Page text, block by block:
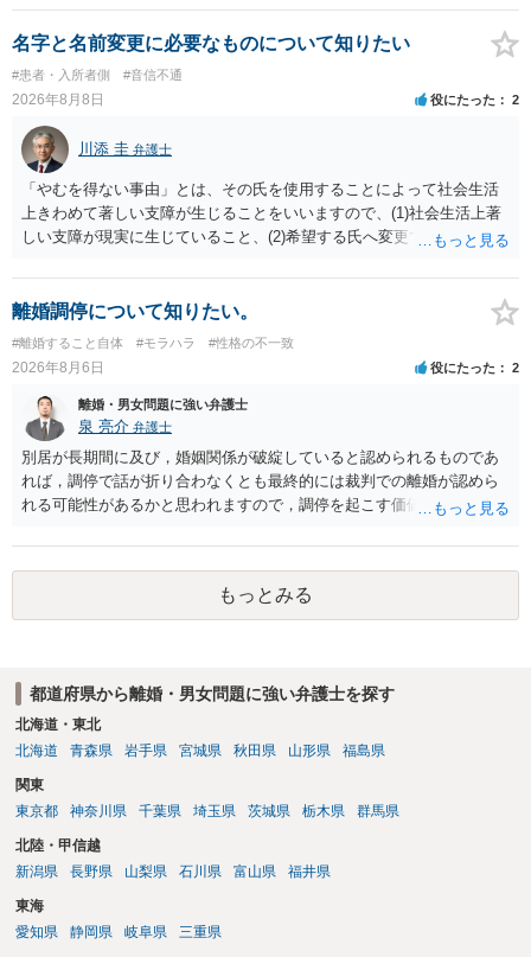
完全に所有する場合は、他の相続人に対して自宅の評価額の１/２の代
償金の支払いが必要になります。
名字と名前変更に必要なものについて知りたい
#患者・入所者側 #音信不通
2026年8月8日 役にたった 2
川添 圭 弁護士
「やむを得ない事由」とは、その氏を使用することによって社会生活
上きわめて著しい支障が生じることをいいますので、(1)社会生活上著
しい支障が現実に生じていること、(2)希望する氏へ変更できればその
できるかどうかがポイントです。 記録中に現れた一切の事情が判断対
象ですので、上記(1)と(2)を説明できる資料は全て（ただし理路整然
に）提出することが必要になります。「フラッシュバック」とのこと
なので、例えば、医学上確立されているPTSDの診断基準に合致した説
明とそれに沿う資料の提出が必要になってくるように思います。 精神
的・心理的な理由の氏変更は様々な意味でハードルがかなり高く、弁
護士へ依頼しても苦労することが強く予想されるところです。、もし
本人申立てをお考えであれば、医学知識はもちろん法律知識も要求さ
れますので、性急な申立てをせず、知識と資料をしっかりと揃えて、
万全の体制で申立てに臨んだ方がよいと思われます。
離婚調停について知りたい。
#離婚すること自体 #モラハラ #性格の不一致
2026年8月6日 役にたった 2
離婚・男女問題に強い弁護士
泉 亮介 弁護士
別居が長期間に及び，婚姻関係が破綻していると認められるものであ
れば，調停で話が折り合わなくとも最終的には裁判での離婚が認めら
れる可能性があるかと思われますので，調停を起こす価値はあるよう
は調停が成立するということはないため，相手が合意するメリットを
だしてでも調停で終わらせるよう努めるのか，裁判離婚を見据えて調
停での離婚に固執しないかいずれかの対応は必要となるかと思われま
す。 お一人で対応するのは難しい側面もありますので弁護士を立てる
もっとみる
都道府県から離婚・男女問題に強い弁護士を探す
北海道・東北
北海道
青森県 岩手県 宮城県 秋田県 山形県 福島県
関東
東京都
神奈川県 千葉県 埼玉県 茨城県 栃木県 群馬県
北陸・甲信越
新潟県
長野県 山梨県 石川県 富山県 福井県
東海
愛知県
静岡県 岐阜県 三重県